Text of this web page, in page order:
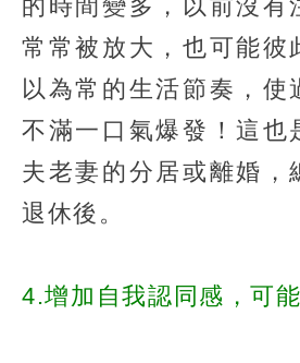
的時間變多，以前沒有
常常被放大，也可能彼
以為常的生活節奏，使
不滿一口氣爆發！這也
夫老妻的分居或離婚，
退休後。
4.增加自我認同感，可